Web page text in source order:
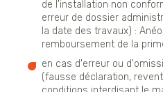
de l'installation non
erreur de dossier
la date des travaux) :
remboursement de la
en cas d'erreur ou
(fausse déclaration,